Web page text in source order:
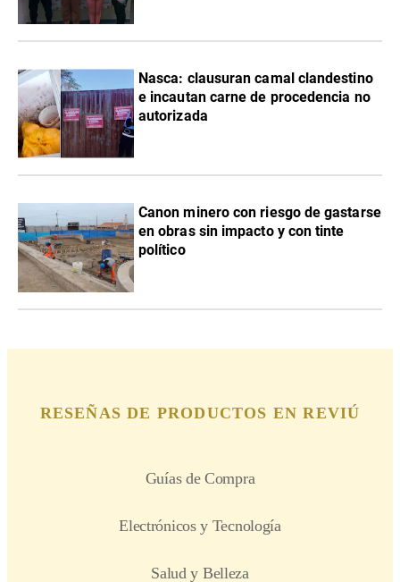
Nasca: clausuran camal clandestino
e incautan carne de procedencia no
autorizada
Canon minero con riesgo de gastarse
en obras sin impacto y con tinte
político